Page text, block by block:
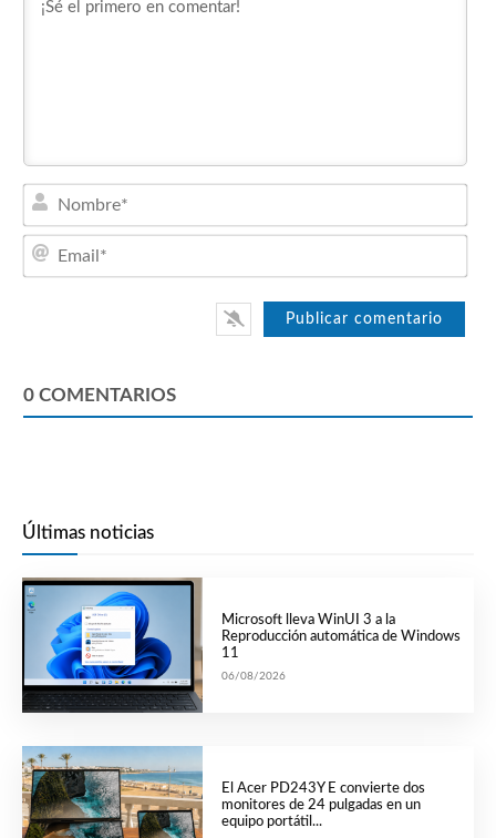
0 COMENTARIOS
Últimas noticias
Microsoft lleva WinUI 3 a la
Reproducción automática de Windows
11
06/08/2026
El Acer PD243Y E convierte dos
monitores de 24 pulgadas en un
equipo portátil...